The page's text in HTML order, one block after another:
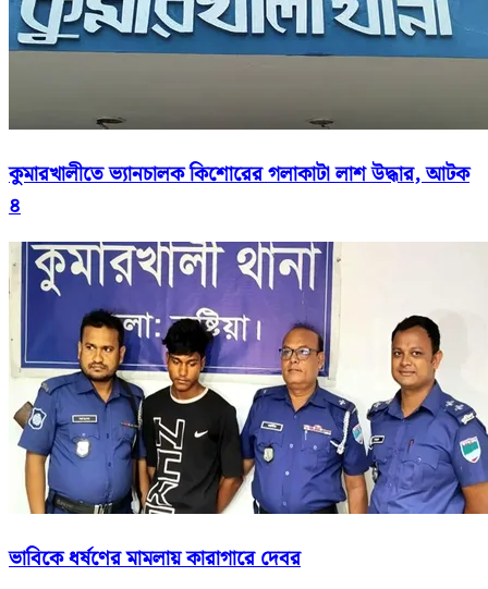
কুমারখালীতে ভ্যানচালক কিশোরের গলাকাটা লাশ উদ্ধার, আটক
৪
ভাবিকে ধর্ষণের মামলায় কারাগারে দেবর